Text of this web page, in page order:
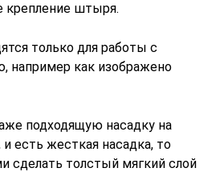
штыря.
только для работы с
например как изображено
подходящую насадку на
есть жесткая насадка, то
сделать толстый мягкий слой